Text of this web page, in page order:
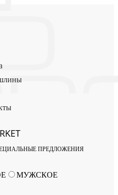
ПРЕДЛОЖЕНИЯ
МУЖСКОЕ